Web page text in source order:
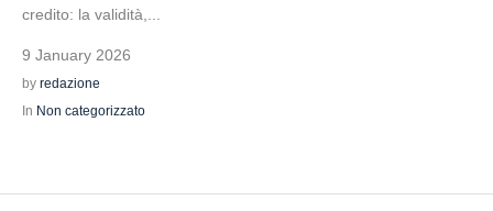
credito: la validità,...
9 January 2026
by redazione
In Non categorizzato